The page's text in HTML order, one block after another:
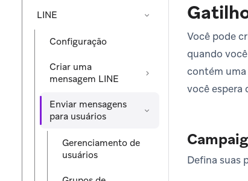
LINE
Configuração
Criar uma
mensagem LINE
Enviar mensagens
para usuários
Gerenciamento de
usuários
Você pode
quando
contém
você espera
Defina suas